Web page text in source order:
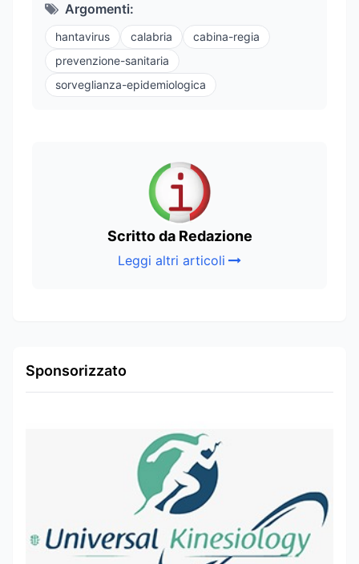
Argomenti:
hantavirus calabria
cabina-regia
prevenzione-sanitaria
sorveglianza-epidemiologica
Scritto da Redazione
Leggi altri articoli
Sponsorizzato